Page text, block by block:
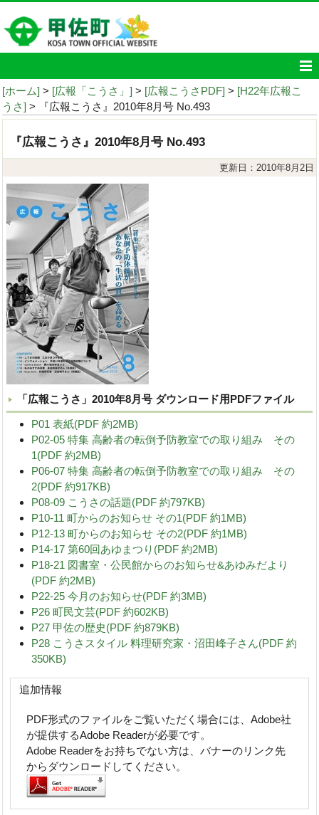
[ホーム] > [広報「こうさ」] > [広報こうさPDF] > [H22年広報こ
うさ] > 『広報こうさ』2010年8月号 No.493
『広報こうさ』2010年8月号 No.493
更新日：2010年8月2日
「広報こうさ」2010年8月号 ダウンロード用PDFファイル
P01 表紙(PDF 約2MB)
P02-05 特集 高齢者の転倒予防教室での取り組み その
1(PDF 約2MB)
P06-07 特集 高齢者の転倒予防教室での取り組み その
2(PDF 約917KB)
P08-09 こうさの話題(PDF 約797KB)
P10-11 町からのお知らせ その1(PDF 約1MB)
P12-13 町からのお知らせ その2(PDF 約1MB)
P14-17 第60回あゆまつり(PDF 約2MB)
P18-21 図書室・公民館からのお知らせ&あゆみだより
(PDF 約2MB)
P22-25 今月のお知らせ(PDF 約3MB)
P26 町民文芸(PDF 約602KB)
P27 甲佐の歴史(PDF 約879KB)
P28 こうさスタイル 料理研究家・沼田峰子さん(PDF 約
350KB)
追加情報
PDF形式のファイルをご覧いただく場合には、Adobe社
が提供するAdobe Readerが必要です。
Adobe Readerをお持ちでない方は、バナーのリンク先
からダウンロードしてください。